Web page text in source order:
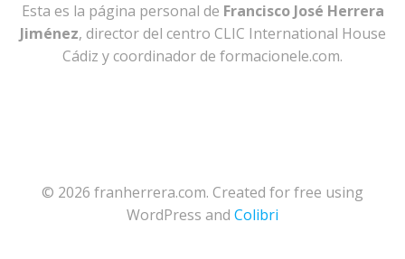
Esta es la página personal de Francisco José Herrera
Jiménez, director del centro CLIC International House
Cádiz y coordinador de formacionele.com.
© 2026 franherrera.com. Created for free using
WordPress and Colibri